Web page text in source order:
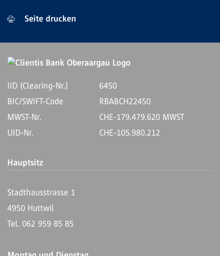
Seite drucken
IID (Clearing-Nr.)
6450
BIC/SWIFT-Code
RBABCH22450
MWST-Nr.
CHE-179.479.620 MWST
UID-Nr.
CHE-105.980.212
Hauptsitz
Stadthausstrasse 1
4950 Huttwil
Tel. 062 959 85 85